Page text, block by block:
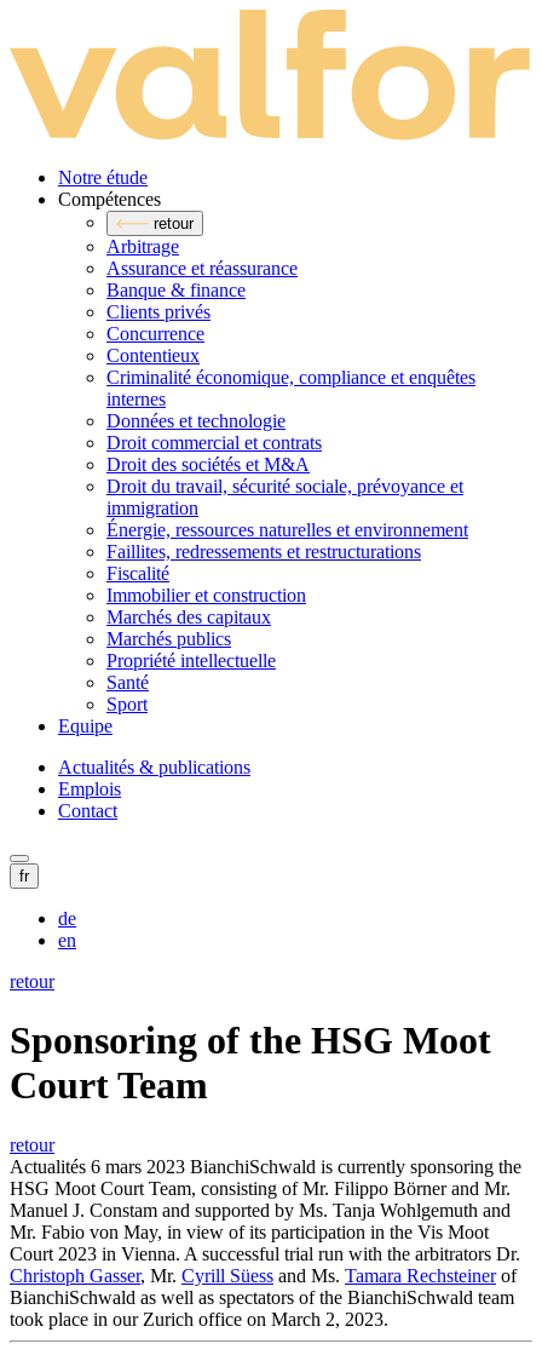
Notre étude
Compé­tences
retour
Arbitrage
Assurance et réassurance
Banque & finance
Clients privés
Concurrence
Contentieux
Criminalité économique, compliance et enquêtes
internes
Données et technologie
Droit commercial et contrats
Droit des sociétés et M&A
Droit du travail, sécurité sociale, prévoyance et
immigration
Énergie, ressources naturelles et environnement
Faillites, redressements et restructurations
Fiscalité
Immobilier et construction
Marchés des capitaux
Marchés publics
Propriété intellectuelle
Santé
Sport
Equipe
Actualités & publications
Emplois
Contact
fr
de
en
retour
Sponsoring of the HSG Moot
Court Team
retour
Actualités 6 mars 2023 BianchiSchwald is currently sponsoring the
HSG Moot Court Team, consisting of Mr. Filippo Börner and Mr.
Manuel J. Constam and supported by Ms. Tanja Wohlgemuth and
Mr. Fabio von May, in view of its participation in the Vis Moot
Court 2023 in Vienna. A successful trial run with the arbitrators Dr.
Christoph Gasser, Mr. Cyrill Süess and Ms. Tamara Rechsteinerof
BianchiSchwald as well as spectators of the BianchiSchwald team
took place in our Zurich office on March 2, 2023.